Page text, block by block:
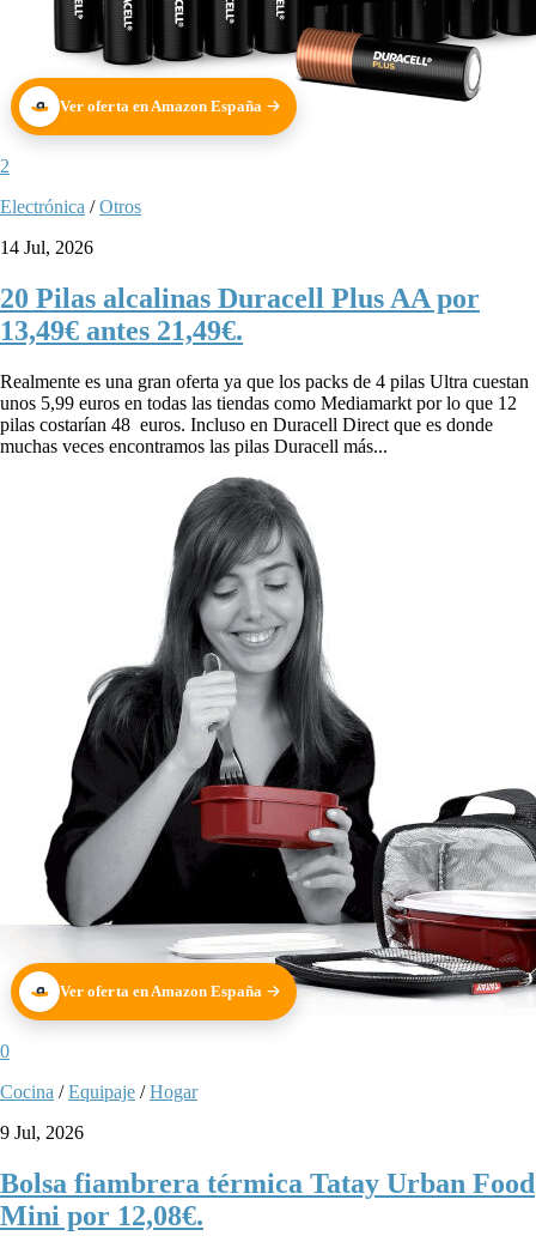
Ver oferta en Amazon España
2
Electrónica /Otros
14 Jul, 2026
20 Pilas alcalinas Duracell Plus AA por
13,49€ antes 21,49€.
Realmente es una gran oferta ya que los packs de 4 pilas Ultra cuestan
unos 5,99 euros en todas las tiendas como Mediamarkt por lo que 12
pilas costarían 48 euros. Incluso en Duracell Direct que es donde
muchas veces encontramos las pilas Duracell más...
Ver oferta en Amazon España
0
Cocina /Equipaje /Hogar
9 Jul, 2026
Bolsa fiambrera térmica Tatay Urban Food
Mini por 12,08€.